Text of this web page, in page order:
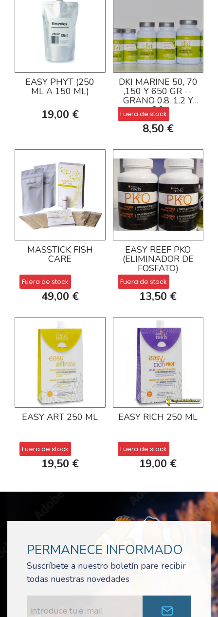
EASY PHYT (250
ML A 150 ML)
19,00 €
DKI MARINE 50, 70
,150 Y 650 GR --
GRANO 0.8, 1.2 Y
2.0
Fuera de stock
8,50 €
MASSTICK FISH
CARE
Fuera de stock
49,00 €
EASY REEF PKO
(ELIMINADOR DE
FOSFATO)
Fuera de stock
13,50 €
EASY ART 250 ML
Fuera de stock
19,50 €
EASY RICH 250 ML
Fuera de stock
19,00 €
PERMANECE INFORMADO
Suscríbete a nuestro boletín pare recibir
todas nuestras novedades